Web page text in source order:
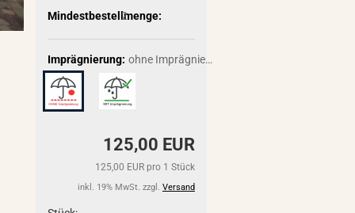
Mindestbestellmenge:
2
Imprägnierung: ohne Imprägnierung
125,00 EUR
125,00 EUR pro 1 Stück
inkl. 19% MwSt. zzgl. Versand